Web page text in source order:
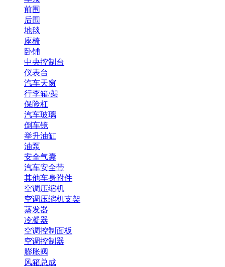
前围
后围
地毯
座椅
卧铺
中央控制台
仪表台
汽车天窗
行李箱/架
保险杠
汽车玻璃
倒车镜
举升油缸
油泵
安全气囊
汽车安全带
其他车身附件
空调压缩机
空调压缩机支架
蒸发器
冷凝器
空调控制面板
空调控制器
膨胀阀
风箱总成